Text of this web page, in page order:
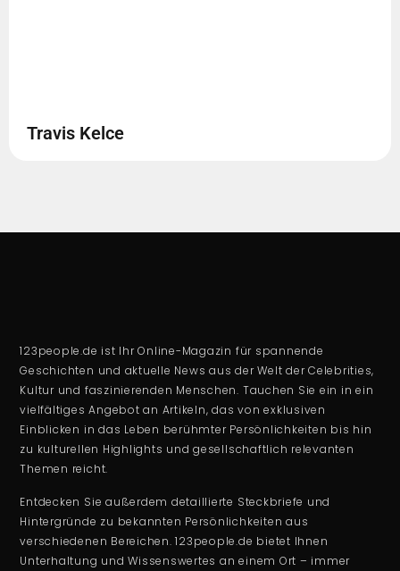
Travis Kelce
123people.de ist Ihr Online-Magazin für spannende
Geschichten und aktuelle News aus der Welt der Celebrities,
Kultur und faszinierenden Menschen. Tauchen Sie ein in ein
vielfältiges Angebot an Artikeln, das von exklusiven
Einblicken in das Leben berühmter Persönlichkeiten bis hin
zu kulturellen Highlights und gesellschaftlich relevanten
Themen reicht.
Entdecken Sie außerdem detaillierte Steckbriefe und
Hintergründe zu bekannten Persönlichkeiten aus
verschiedenen Bereichen. 123people.de bietet Ihnen
Unterhaltung und Wissenswertes an einem Ort – immer